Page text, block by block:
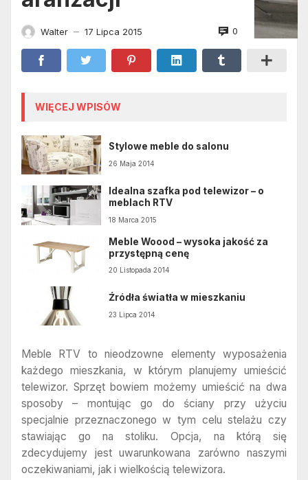
Walter — 17 Lipca 2015 0
WIĘCEJ WPISÓW
Stylowe meble do salonu
26 Maja 2014
Idealna szafka pod telewizor – o
meblach RTV
18 Marca 2015
Meble Woood – wysoka jakość za
przystępną cenę
20 Listopada 2014
Źródła światła w mieszkaniu
23 Lipca 2014
Meble RTV to nieodzowne elementy wyposażenia
każdego mieszkania, w którym planujemy umieścić
telewizor. Sprzęt bowiem możemy umieścić na dwa
sposoby – montując go do ściany przy użyciu
specjalnie przeznaczonego w tym celu stelażu czy
stawiając go na stoliku. Opcja, na którą się
zdecydujemy jest uwarunkowana zarówno naszymi
oczekiwaniami, jak i wielkością telewizora.